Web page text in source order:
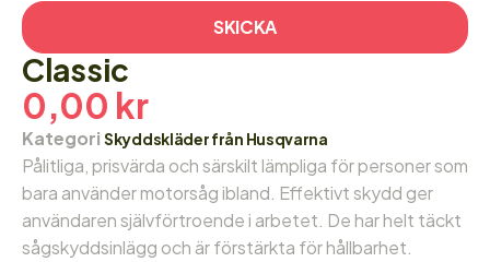
SKICKA
Classic
0,00 kr
Kategori Skyddskläder från Husqvarna
Pålitliga, prisvärda och särskilt lämpliga för personer som
bara använder motorsåg ibland. Effektivt skydd ger
användaren självförtroende i arbetet. De har helt täckt
sågskyddsinlägg och är förstärkta för hållbarhet.